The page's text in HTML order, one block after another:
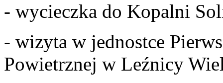
- wycieczka do Kopalni
- wizyta w jednostce
Powietrznej w Leźnicy